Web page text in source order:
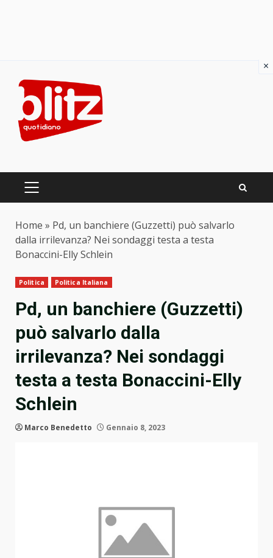
content
PRIMARY
Home » Pd, un banchiere (Guzzetti) può salvarlo
dalla irrilevanza? Nei sondaggi testa a testa
Bonaccini-Elly Schlein
Politica Politica Italiana
Pd, un banchiere (Guzzetti)
può salvarlo dalla
irrilevanza? Nei sondaggi
testa a testa Bonaccini-Elly
Schlein
Marco Benedetto Gennaio 8, 2023
×